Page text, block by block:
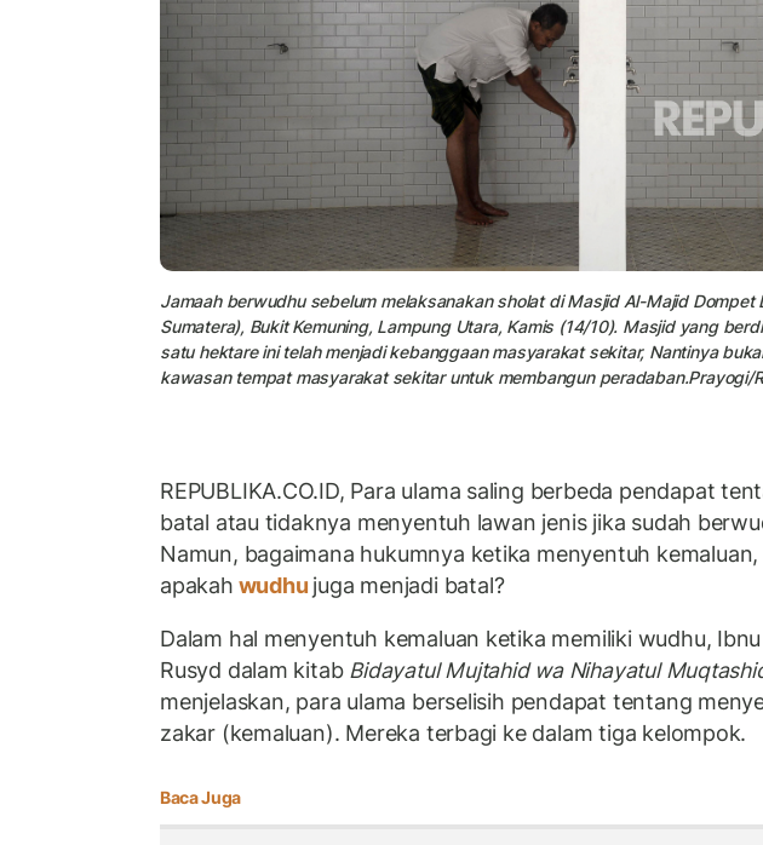
Jamaah berwudhu sebelum melaksanakan sholat di Masjid Al-Majid Dompet
Sumatera), Bukit Kemuning, Lampung Utara, Kamis (14/10). Masjid yang
satu hektare ini telah menjadi kebanggaan masyarakat sekitar, Nantinya
kawasan tempat masyarakat sekitar untuk membangun peradaban.Prayogi/
REPUBLIKA.CO.ID, Para ulama saling berbeda pendapat
batal atau tidaknya menyentuh lawan jenis jika sudah
Namun, bagaimana hukumnya ketika menyentuh kemaluan,
apakah wudhu juga menjadi batal?
Dalam hal menyentuh kemaluan ketika memiliki wudhu, Ibnu
Rusyd dalam kitab Bidayatul Mujtahid wa Nihayatul
menjelaskan, para ulama berselisih pendapat tentang
zakar (kemaluan). Mereka terbagi ke dalam tiga kelompok.
Baca Juga